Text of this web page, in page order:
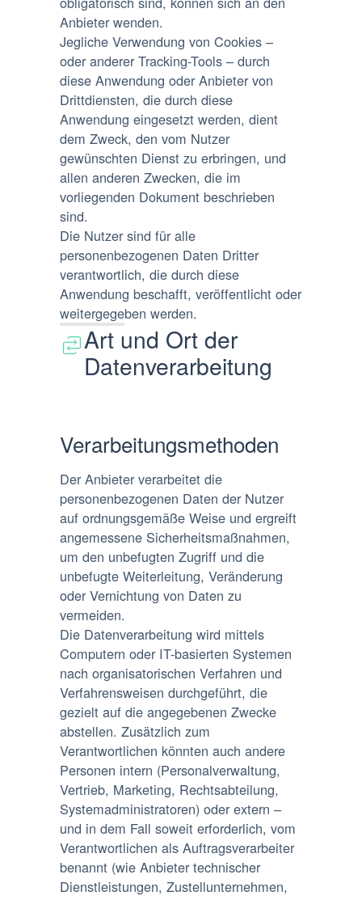
Anbieter wenden.
Jegliche Verwendung von Cookies –
oder anderer Tracking-Tools – durch
diese Anwendung oder Anbieter von
Drittdiensten, die durch diese
Anwendung eingesetzt werden, dient
dem Zweck, den vom Nutzer
gewünschten Dienst zu erbringen, und
allen anderen Zwecken, die im
vorliegenden Dokument beschrieben
sind.
Die Nutzer sind für alle
personenbezogenen Daten Dritter
verantwortlich, die durch diese
Anwendung beschafft, veröffentlicht oder
weitergegeben werden.
Art und Ort der
Datenverarbeitung
Verarbeitungsmethoden
Der Anbieter verarbeitet die
personenbezogenen Daten der Nutzer
auf ordnungsgemäße Weise und ergreift
angemessene Sicherheitsmaßnahmen,
um den unbefugten Zugriff und die
unbefugte Weiterleitung, Veränderung
oder Vernichtung von Daten zu
vermeiden.
Die Datenverarbeitung wird mittels
Computern oder IT-basierten Systemen
nach organisatorischen Verfahren und
Verfahrensweisen durchgeführt, die
gezielt auf die angegebenen Zwecke
abstellen. Zusätzlich zum
Verantwortlichen könnten auch andere
Personen intern (Personalverwaltung,
Vertrieb, Marketing, Rechtsabteilung,
Systemadministratoren) oder extern –
und in dem Fall soweit erforderlich, vom
Verantwortlichen als Auftragsverarbeiter
benannt (wie Anbieter technischer
Dienstleistungen, Zustellunternehmen,